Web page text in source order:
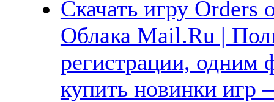
Скачать игру
Облака Mail.Ru |
регистрации, одним
купить новинки